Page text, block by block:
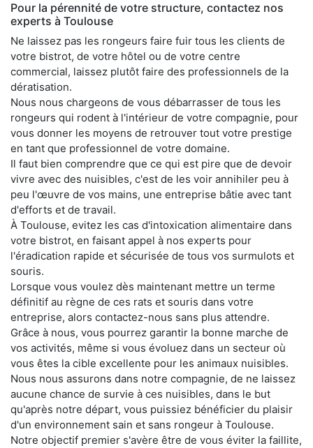
Pour la pérennité de votre structure, contactez nos
experts à Toulouse
Ne laissez pas les rongeurs faire fuir tous les clients de
votre bistrot, de votre hôtel ou de votre centre
commercial, laissez plutôt faire des professionnels de la
dératisation.
Nous nous chargeons de vous débarrasser de tous les
rongeurs qui rodent à l'intérieur de votre compagnie, pour
vous donner les moyens de retrouver tout votre prestige
en tant que professionnel de votre domaine.
Il faut bien comprendre que ce qui est pire que de devoir
vivre avec des nuisibles, c'est de les voir annihiler peu à
peu l'œuvre de vos mains, une entreprise bâtie avec tant
d'efforts et de travail.
À Toulouse, evitez les cas d'intoxication alimentaire dans
votre bistrot, en faisant appel à nos experts pour
l'éradication rapide et sécurisée de tous vos surmulots et
souris.
Lorsque vous voulez dès maintenant mettre un terme
définitif au règne de ces rats et souris dans votre
entreprise, alors contactez-nous sans plus attendre.
Grâce à nous, vous pourrez garantir la bonne marche de
vos activités, même si vous évoluez dans un secteur où
vous êtes la cible excellente pour les animaux nuisibles.
Nous nous assurons dans notre compagnie, de ne laissez
aucune chance de survie à ces nuisibles, dans le but
qu'après notre départ, vous puissiez bénéficier du plaisir
d'un environnement sain et sans rongeur à Toulouse.
Notre objectif premier s'avère être de vous éviter la faillite,